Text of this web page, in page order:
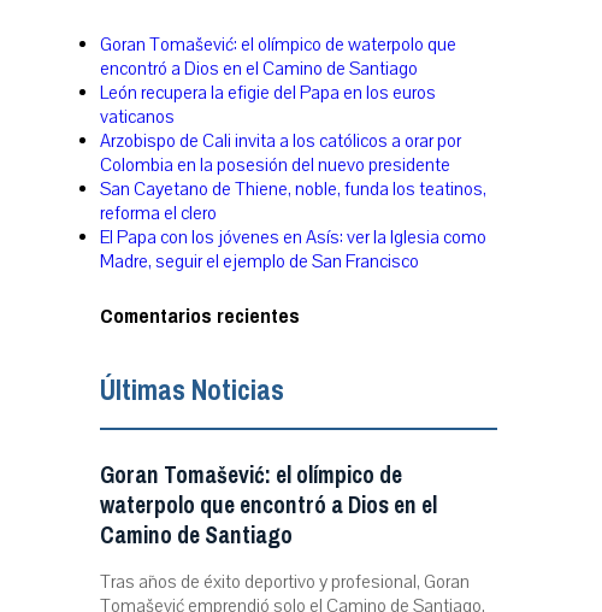
Goran Tomašević: el olímpico de waterpolo que
encontró a Dios en el Camino de Santiago
León recupera la efigie del Papa en los euros
vaticanos
Arzobispo de Cali invita a los católicos a orar por
Colombia en la posesión del nuevo presidente
San Cayetano de Thiene, noble, funda los teatinos,
reforma el clero
El Papa con los jóvenes en Asís: ver la Iglesia como
Madre, seguir el ejemplo de San Francisco
Comentarios recientes
Últimas Noticias
Goran Tomašević: el olímpico de
waterpolo que encontró a Dios en el
Camino de Santiago
Tras años de éxito deportivo y profesional, Goran
Tomašević emprendió solo el Camino de Santiago.